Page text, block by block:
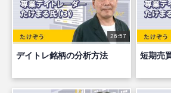
26:57
デイトレ銘柄の分析方法 短期売